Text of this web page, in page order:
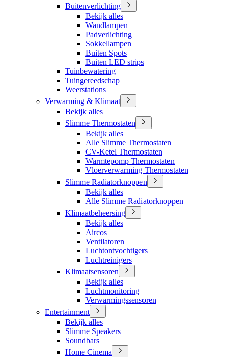
Buitenverlichting
Bekijk alles
Wandlampen
Padverlichting
Sokkellampen
Buiten Spots
Buiten LED strips
Tuinbewatering
Tuingereedschap
Weerstations
Verwarming & Klimaat
Bekijk alles
Slimme Thermostaten
Bekijk alles
Alle Slimme Thermostaten
CV-Ketel Thermostaten
Warmtepomp Thermostaten
Vloerverwarming Thermostaten
Slimme Radiatorknoppen
Bekijk alles
Alle Slimme Radiatorknoppen
Klimaatbeheersing
Bekijk alles
Aircos
Ventilatoren
Luchtontvochtigers
Luchtreinigers
Klimaatsensoren
Bekijk alles
Luchtmonitoring
Verwarmingssensoren
Entertainment
Bekijk alles
Slimme Speakers
Soundbars
Home Cinema